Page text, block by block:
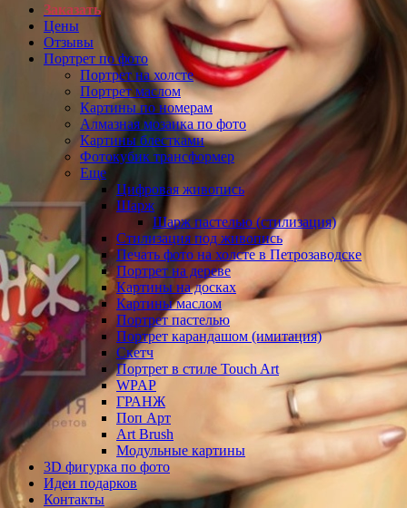
Заказать
Цены
Отзывы
Портрет по фото
Портрет на холсте
Портрет маслом
Картины по номерам
Алмазная мозаика по фото
Картины блестками
Фотокубик трансформер
Еще
Цифровая живопись
Шарж
Шарж пастелью (стилизация)
Стилизация под живопись
Печать фото на холсте в Петрозаводске
Портрет на дереве
Картины на досках
Картины маслом
Портрет пастелью
Портрет карандашом (имитация)
Скетч
Портрет в стиле Touch Art
WPAP
ГРАНЖ
Поп Арт
Art Brush
Модульные картины
3D фигурка по фото
Идеи подарков
Контакты